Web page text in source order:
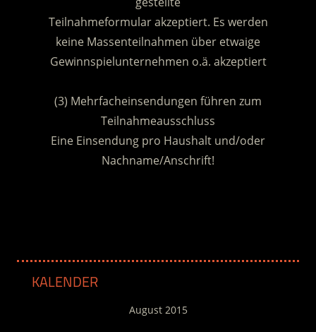
Teilnahmeformular akzeptiert. Es werden
keine Massenteilnahmen über etwaige
Gewinnspielunternehmen o.ä. akzeptiert
(3) Mehrfacheinsendungen führen zum
Teilnahmeausschluss
Eine Einsendung pro Haushalt und/oder
Nachname/Anschrift!
KALENDER
August 2015